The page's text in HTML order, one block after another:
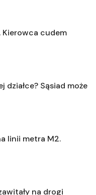
Kierowca cudem
działce? Sąsiad może
linii metra M2.
na drogi